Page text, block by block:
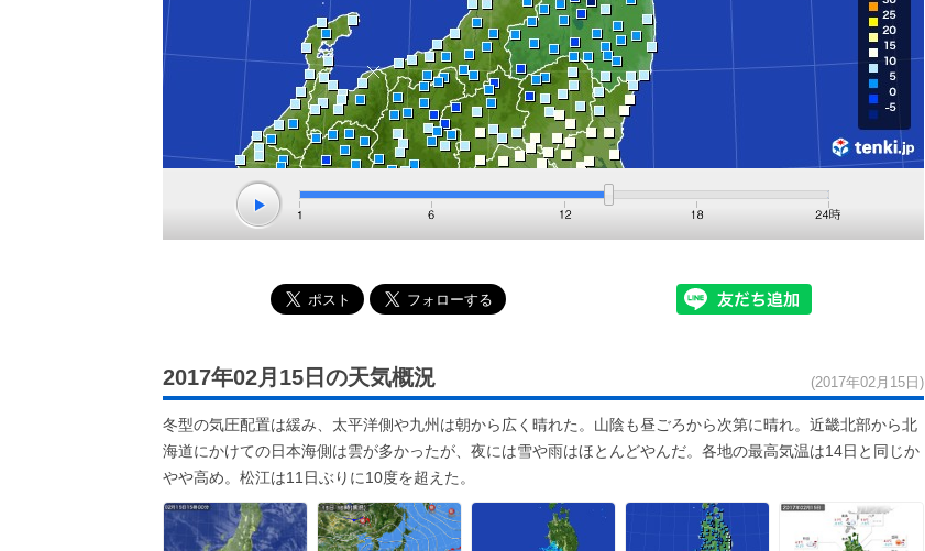
2017年02月15日の天気概況 (2017年02月15日)
冬型の気圧配置は緩み、太平洋側や九州は朝から広く晴れた。山陰も昼ごろから次第に晴れ。近畿北部から北
海道にかけての日本海側は雲が多かったが、夜には雪や雨はほとんどやんだ。各地の最高気温は14日と同じか
やや高め。松江は11日ぶりに10度を超えた。